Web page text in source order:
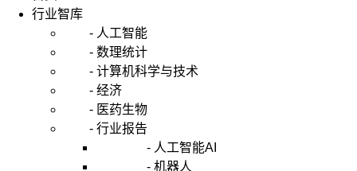
行业智库
- 人工智能
- 数理统计
- 计算机科学与技术
- 经济
- 医药生物
- 行业报告
- 人工智能AI
- 机器人